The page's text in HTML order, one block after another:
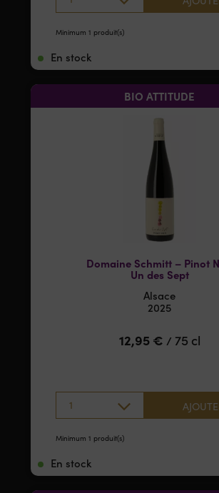
Minimum 1 produit(s)
En stock
BIO ATTITUDE
Domaine Schmitt – Pinot
Un des Sept
Alsace
2025
12,95 € / 75 cl
1
Minimum 1 produit(s)
En stock